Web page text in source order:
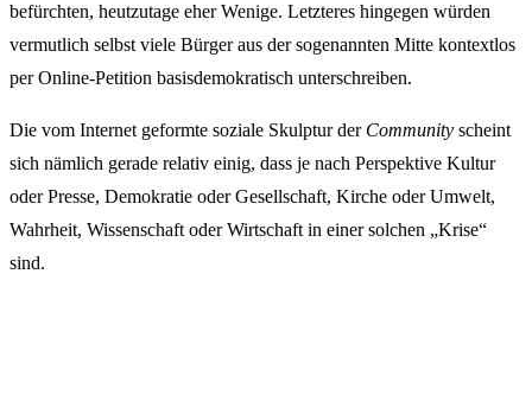
befürchten, heutzutage eher Wenige. Letzteres hingegen würden
vermutlich selbst viele Bürger aus der sogenannten Mitte kontextlos
per Online-Petition basisdemokratisch unterschreiben.
Die vom Internet geformte soziale Skulptur der Community scheint
sich nämlich gerade relativ einig, dass je nach Perspektive Kultur
oder Presse, Demokratie oder Gesellschaft, Kirche oder Umwelt,
Wahrheit, Wissenschaft oder Wirtschaft in einer solchen „Krise“
sind.